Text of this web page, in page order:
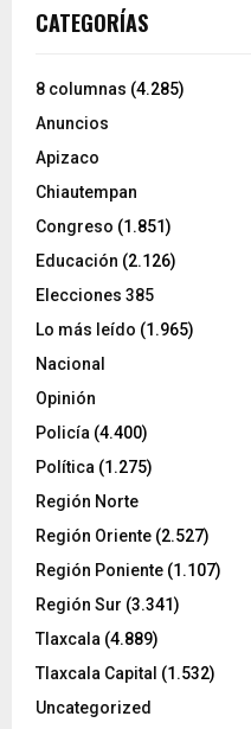
CATEGORÍAS
8 columnas (4.285)
Anuncios
Apizaco
Chiautempan
Congreso (1.851)
Educación (2.126)
Elecciones 385
Lo más leído (1.965)
Nacional
Opinión
Policía (4.400)
Política (1.275)
Región Norte
Región Oriente (2.527)
Región Poniente (1.107)
Región Sur (3.341)
Tlaxcala (4.889)
Tlaxcala Capital (1.532)
Uncategorized